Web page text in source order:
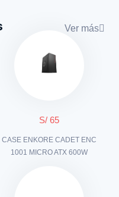
Ver más
S/ 65
CASE ENKORE CADET ENC
1001 MICRO ATX 600W